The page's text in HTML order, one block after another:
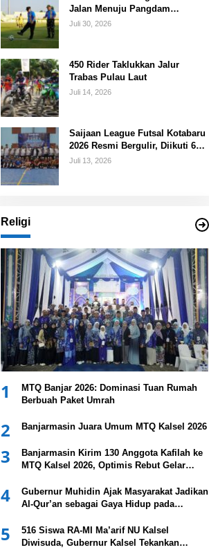
Jalan Menuju Pangdam
XXII/Tambun Bungai Cup
Juli 30, 2026
450 Rider Taklukkan Jalur
Trabas Pulau Laut
Juli 14, 2026
Saijaan League Futsal Kotabaru
2026 Resmi Bergulir, Diikuti 67
Tim
Juli 13, 2026
Religi
1
MTQ Banjar 2026: Dominasi Tuan Rumah
Berbuah Paket Umrah
2 Banjarmasin Juara Umum MTQ Kalsel 2026
3
Banjarmasin Kirim 130 Anggota Kafilah ke
MTQ Kalsel 2026, Optimis Rebut Gelar
4
Gubernur Muhidin Ajak Masyarakat Jadikan
Al-Qur’an sebagai Gaya Hidup pada
Provinsi Kalsel
5
516 Siswa RA-MI Ma’arif NU Kalsel
Diwisuda, Gubernur Kalsel Tekankan